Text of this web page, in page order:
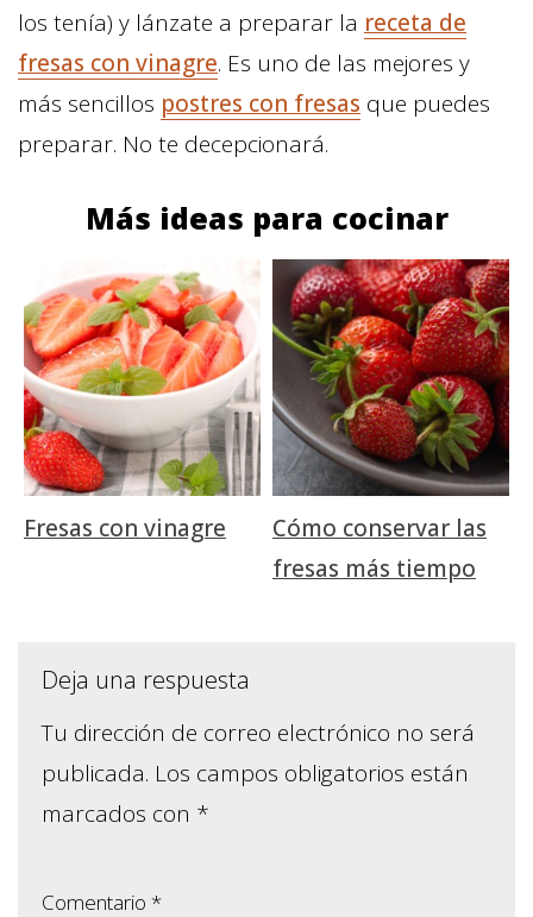
los tenía) y lánzate a preparar la receta de
fresas con vinagre. Es uno de las mejores y
más sencillos postres con fresas que puedes
preparar. No te decepcionará.
Más ideas para cocinar
Fresas con vinagre
Cómo conservar las
fresas más tiempo
Deja una respuesta
Tu dirección de correo electrónico no será
publicada. Los campos obligatorios están
marcados con *
Comentario *